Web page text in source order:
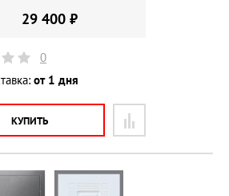
29 400 ₽
0
от 1 дня
КУПИТЬ